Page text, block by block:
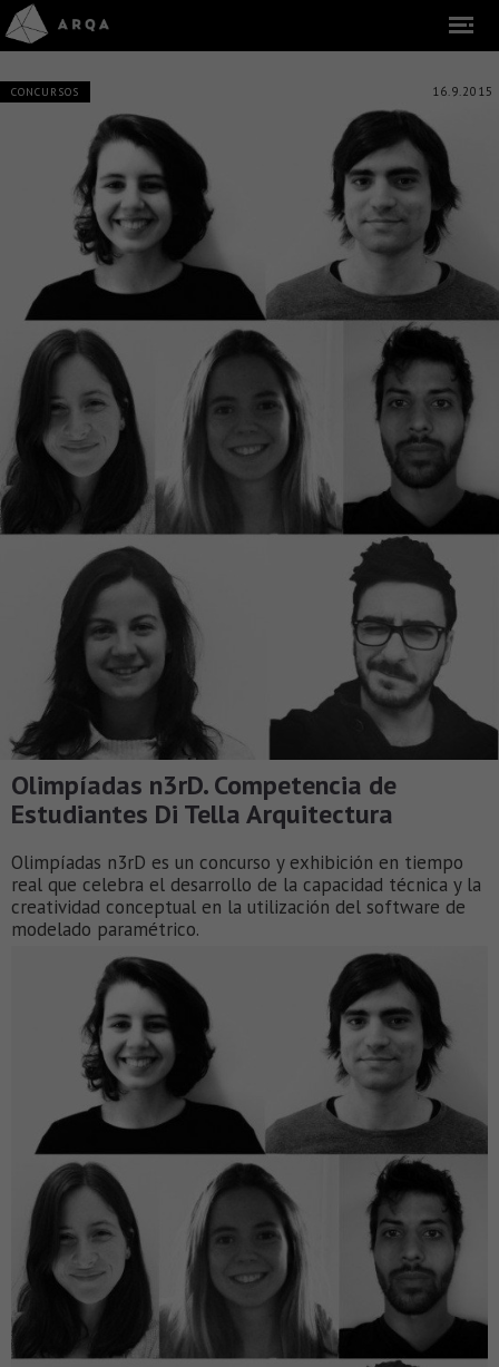
CONCURSOS 16.9.2015
Olimpíadas n3rD. Competencia de
Estudiantes Di Tella Arquitectura
Olimpíadas n3rD es un concurso y exhibición en tiempo
real que celebra el desarrollo de la capacidad técnica y la
creatividad conceptual en la utilización del software de
modelado paramétrico.